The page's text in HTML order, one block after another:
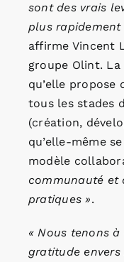
sont des vrais
plus rapidement
affirme Vincent
groupe Olint.
qu’elle propose
tous les stades
(création,
qu’elle-même
modèle
communauté et
pratiques ».
« Nous tenons
gratitude